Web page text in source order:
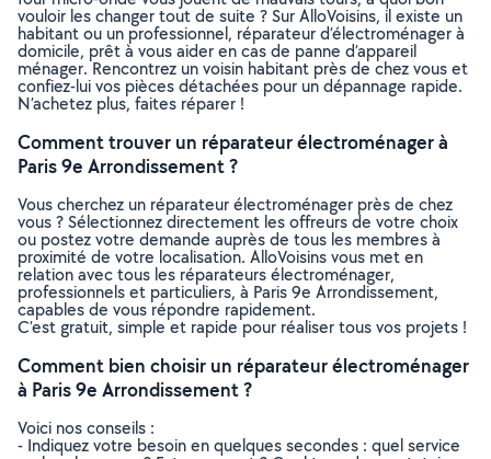
vouloir les changer tout de suite ? Sur AlloVoisins, il existe un
habitant ou un professionnel, réparateur d’électroménager à
domicile, prêt à vous aider en cas de panne d’appareil
ménager. Rencontrez un voisin habitant près de chez vous et
confiez-lui vos pièces détachées pour un dépannage rapide.
N’achetez plus, faites réparer !
Comment trouver un réparateur électroménager à
Paris 9e Arrondissement ?
Vous cherchez un réparateur électroménager près de chez
vous ? Sélectionnez directement les offreurs de votre choix
ou postez votre demande auprès de tous les membres à
proximité de votre localisation. AlloVoisins vous met en
relation avec tous les réparateurs électroménager,
professionnels et particuliers, à Paris 9e Arrondissement,
capables de vous répondre rapidement.
C’est gratuit, simple et rapide pour réaliser tous vos projets !
Comment bien choisir un réparateur électroménager
à Paris 9e Arrondissement ?
Voici nos conseils :
- Indiquez votre besoin en quelques secondes : quel service